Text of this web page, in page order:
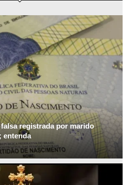
registrada por marido
entenda